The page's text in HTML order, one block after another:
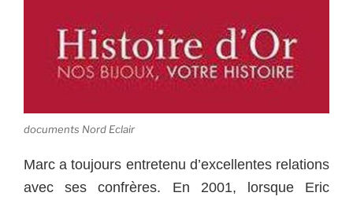
documents Nord Eclair
Marc a toujours entretenu d’excellentes relations
avec ses confrères. En 2001, lorsque Eric